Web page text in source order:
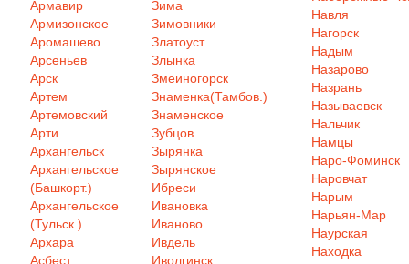
Армавир
Армизонское
Аромашево
Арсеньев
Арск
Артем
Артемовский
Арти
Архангельск
Архангельское
(Башкорт.)
Архангельское
(Тульск.)
Архара
Асбест
Зима
Зимовники
Златоуст
Злынка
Змеиногорск
Знаменка(Тамбов.)
Знаменское
Зубцов
Зырянка
Зырянское
Ибреси
Ивановка
Иваново
Ивдель
Иволгинск
Навля
Нагорск
Надым
Назарово
Назрань
Называевск
Нальчик
Намцы
Наро-Фоминск
Наровчат
Нарым
Нарьян-Мар
Наурская
Находка